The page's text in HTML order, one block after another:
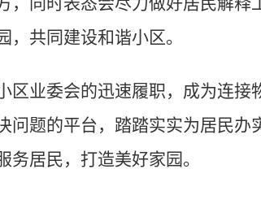
，共同建设和谐小区。
区业委会的迅速履职，成为连
问题的平台，踏踏实实为居民办
务居民，打造美好家园。